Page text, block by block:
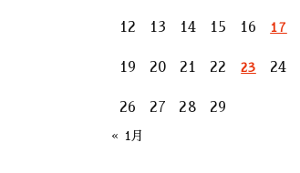
12 13 14 15 16 17
19 20 21 22 23 24
26 27 28 29
« 1月